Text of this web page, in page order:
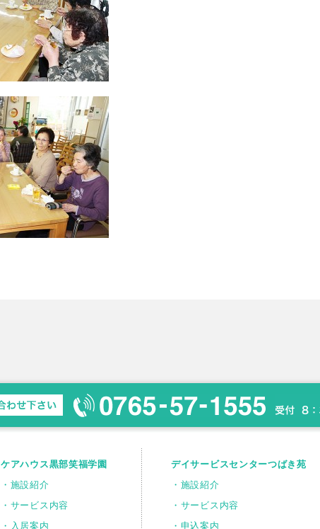
ケアハウス黒部笑福学園
・施設紹介
・サービス内容
・入居案内
デイサービスセンターつばき苑
・施設紹介
・サービス内容
・申込案内